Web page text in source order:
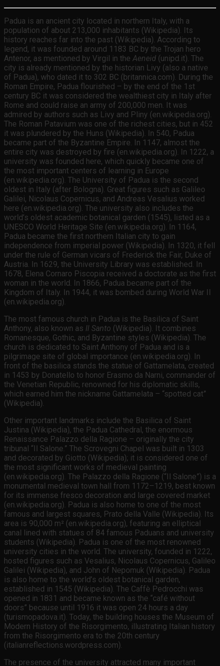
Padua is an ancient city located in northern Italy, with a
population of about 213,000 inhabitants (Wikipedia). Its
history reaches far into the past (Wikipedia). According to
legend, it was founded around 1183 BC by the Trojan hero
Antenor, as mentioned by Virgil in the Aeneid (unipd.it). The
city is already mentioned by the historian Livy (also a native
of Padua), who dated it to 302 BC (britannica.com). During the
Roman Empire, Padua flourished – by the end of the 1st
century BC it was considered the wealthiest city in Italy after
Rome and could raise an army of 200,000 men. It was
admired by authors such as Livy and Pliny (en.wikipedia.org).
The Roman Patavium was one of the richest cities, but in 452
it was plundered by the Huns (Wikipedia). In 540, Padua
became part of the Byzantine Empire. In 1147, almost the
entire city was destroyed by fire (en.wikipedia.org). In 1222, a
university was founded here, which quickly became one of
the most important centers of learning in Europe
(en.wikipedia.org). The University of Padua is the second
oldest in Italy (after Bologna). Great figures such as Galileo
Galilei, Nicolaus Copernicus, and Andreas Vesalius worked
here (en.wikipedia.org). The university also includes the
world’s oldest academic botanical garden (1545), listed as a
UNESCO World Heritage Site (en.wikipedia.org). In 1164,
Padua became the first northern Italian city to gain
independence from imperial power (Wikipedia). In 1320, it fell
under the rule of German vicars of Frederick the Fair, Duke of
Austria. In 1629, the University Library was established. In
1678, Elena Cornaro Piscopia received a doctorate as the first
woman in the world. In 1866, Padua became part of the
Kingdom of Italy. In 1944, it was bombed during World War II
(en.wikipedia.org).
The most famous church in Padua is the Basilica of Saint
Anthony, also known as Il Santo (Wikipedia). It combines
Romanesque, Gothic, and Byzantine styles (Wikipedia). The
church is dedicated to Saint Anthony of Padua and is a
pilgrimage site of global importance (en.wikipedia.org). In
front of the basilica stands the statue of Gattamelata, created
in 1453 by Donatello to honor Erasmo da Narni, commander of
the Venetian Republic, renowned for his diplomatic skills,
which earned him the nickname Gattamelata – “spotted cat”
(Wikipedia).
Other important landmarks include the Basilica of Saint
Justina (Wikipedia), the Padua Cathedral, the enormous
Renaissance Palazzo della Ragione – originally the city
tribunal “Il Salone.” The Scrovegni Chapel was built in 1303
and decorated by Giotto (Wikipedia); it is considered one of
the most significant works of medieval painting
(en.wikipedia.org). The Palazzo della Ragione (“Il Salone”) is a
monumental medieval town hall from 1172–1219, best known
for its immense fresco decoration and large covered market
(en.wikipedia.org). Padua is also home to one of the most
famous and largest squares, Prato della Valle (Wikipedia). Its
area is 90,000 m² (en.wikipedia.org), featuring an elliptical
canal lined with statues of 84 famous Paduans and university
students (Wikipedia). Padua is one of the most renowned
university cities in the world. The university, founded in 1222,
hosted figures such as Vesalius, Nicolaus Copernicus, Galileo
Galilei (Wikipedia), and John of Nepomuk (Wikipedia). Padua
is also home to the world’s oldest botanical garden,
established in 1545 (Wikipedia). The Caffè Pedrocchi was
opened in 1831 and became known as the “café without
doors” because until 1916 it was open 24 hours a day
(turismopadova.it). Today, the building houses the Museum of
Modern History of the Risorgimento, illustrating Italian history
from the Risorgimento era to the 20th century
(italianreflections.wordpress.com).
The presence of the university attracted many important